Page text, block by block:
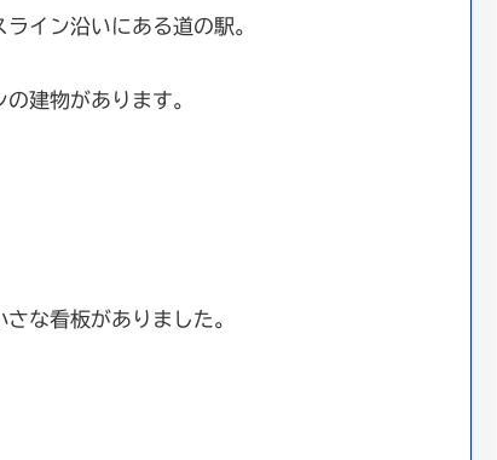
イン沿いにある道の駅。
建物があります。
な看板がありました。